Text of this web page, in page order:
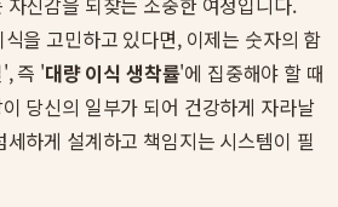
을 고민하고 있다면, 이제는 숫자의 함
즉 '대량 이식 생착률'에 집중해야 할 때
당신의 일부가 되어 건강하게 자라날
하게 설계하고 책임지는 시스템이 필